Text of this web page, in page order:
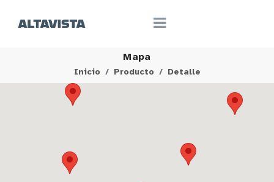
Mapa
Inicio Producto Detalle